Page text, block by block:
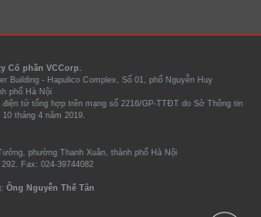
Cổ phần VCCorp.
Building - Hapulico Complex, Số 01, phố Nguyễn Huy
phố Hà Nội
tử tổng hợp trên mạng số 2216/GP-TTĐT do Sở Thông tin
tháng 4 năm 2019.
phường Thanh Xuân, thành phố Hà Nội
Fax: 024-39744082
Ông Nguyễn Thế Tân